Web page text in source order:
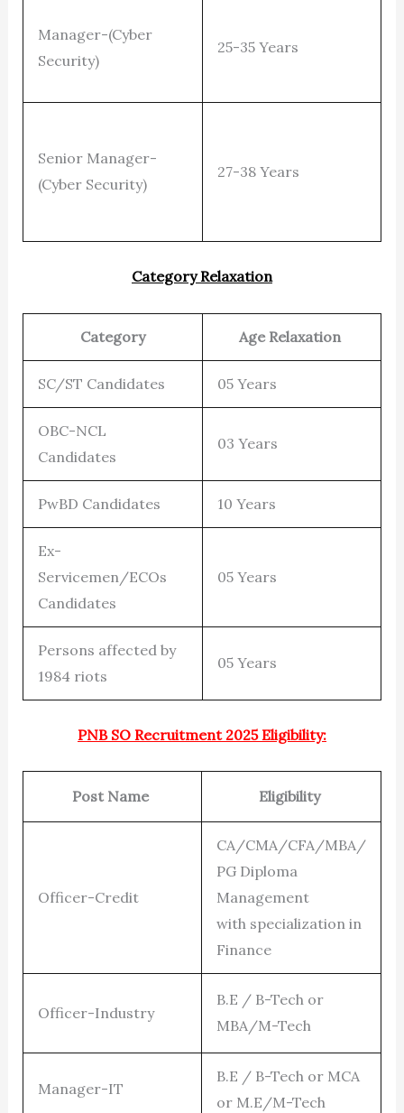
Manager-(Cyber
Security)
25-35 Years
Senior Manager-
(Cyber Security)
27-38 Years
Category Relaxation
Category Age Relaxation
SC/ST Candidates 05 Years
OBC-NCL
Candidates
03 Years
PwBD Candidates 10 Years
Ex-
Servicemen/ECOs
Candidates
05 Years
Persons affected by
1984 riots
05 Years
PNB SO Recruitment 2025 Eligibility:
Post Name Eligibility
Officer-Credit
CA/CMA/CFA/MBA/
PG Diploma
Management
with specialization in
Finance
Officer-Industry
B.E / B-Tech or
MBA/M-Tech
Manager-IT
B.E / B-Tech or MCA
or M.E/M-Tech